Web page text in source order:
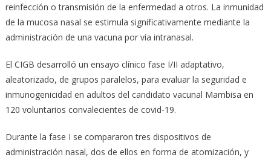
reinfección o transmisión de la enfermedad a otros. La inmunidad
de la mucosa nasal se estimula significativamente mediante la
administración de una vacuna por vía intranasal.
El CIGB desarrolló un ensayo clínico fase I/II adaptativo,
aleatorizado, de grupos paralelos, para evaluar la seguridad e
inmunogenicidad en adultos del candidato vacunal Mambisa en
120 voluntarios convalecientes de covid-19.
Durante la fase I se compararon tres dispositivos de
administración nasal, dos de ellos en forma de atomización, y